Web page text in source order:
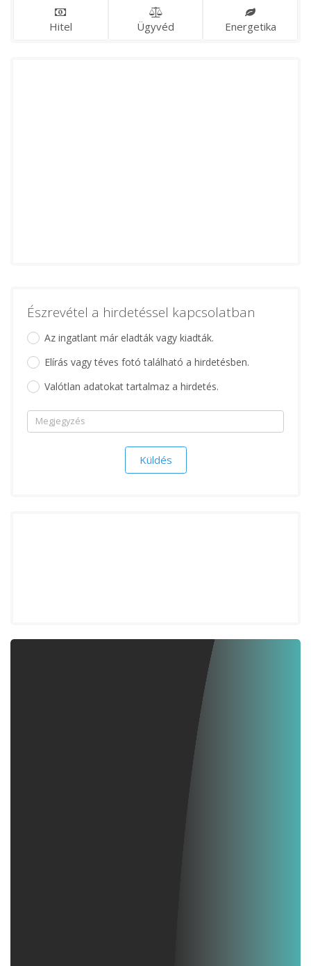
Hitel Ügyvéd Energetika
Észrevétel a hirdetéssel kapcsolatban
Az ingatlant már eladták vagy kiadták.
Elírás vagy téves fotó található a hirdetésben.
Valótlan adatokat tartalmaz a hirdetés.